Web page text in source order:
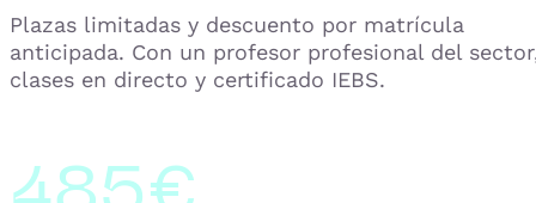
Plazas limitadas y descuento por matrícula
anticipada. Con un profesor profesional del
clases en directo y certificado IEBS.